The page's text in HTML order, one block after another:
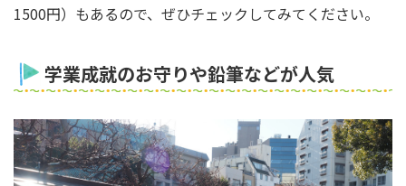
1500円）もあるので、ぜひチェックしてみてください。
学業成就のお守りや鉛筆などが人気